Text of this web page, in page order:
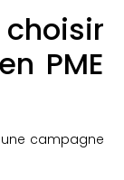
PME
campagne